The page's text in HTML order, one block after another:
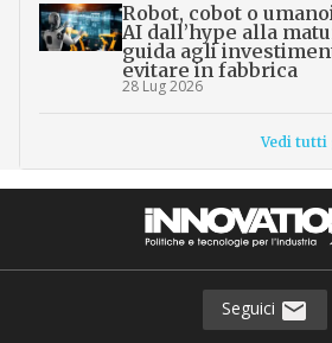
Robot, cobot o
AI dall’hype alla
guida agli
evitare in fabbrica
28 Lug 2026
Vedi tutti
Seguici